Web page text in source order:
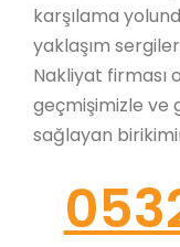
karşılama
yaklaşım
Nakliyat firması
geçmişimizle ve
sağlayan